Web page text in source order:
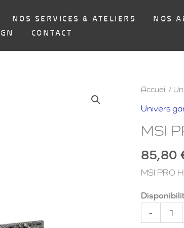
NOS SERVICES & ATELIERS
NOS
CONTACT
Accueil /
Univers
MSI
85,80
MSI PRO
-
quantité
de